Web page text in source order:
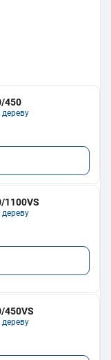
450
1100VS
450VS